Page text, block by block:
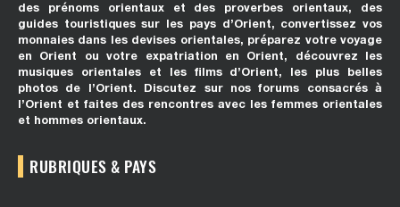
des prénoms orientaux et des proverbes orientaux, des
guides touristiques sur les pays d’Orient, convertissez vos
monnaies dans les devises orientales, préparez votre voyage
en Orient ou votre expatriation en Orient, découvrez les
musiques orientales et les films d’Orient, les plus belles
photos de l’Orient. Discutez sur nos forums consacrés à
l’Orient et faites des rencontres avec les femmes orientales
et hommes orientaux.
RUBRIQUES & PAYS